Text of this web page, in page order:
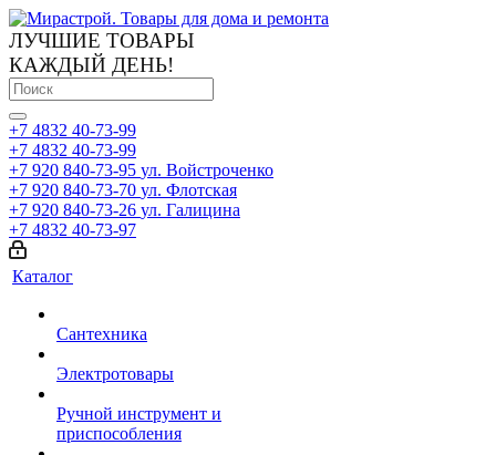
ЛУЧШИЕ ТОВАРЫ
КАЖДЫЙ ДЕНЬ!
+7 4832 40-73-99
+7 4832 40-73-99
+7 920 840-73-95 ул. Войстроченко
+7 920 840-73-70 ул. Флотская
+7 920 840-73-26 ул. Галицина
+7 4832 40-73-97
Каталог
Сантехника
Электротовары
Ручной инструмент и
приспособления